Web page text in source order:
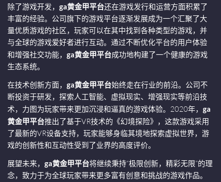
除了游戏开发， ga黄金甲平台还在游戏发行和运营方面积累了
丰富的经验。公司旗下的游戏平台逐渐发展成为一个汇聚了大
量优质游戏的社区，玩家可以在其中找到各种类型的游戏，并
与全球的游戏爱好者进行互动。通过不断优化平台的用户体验
和增强社交功能， ga黄金甲平台成功地构建了一个健康的游戏
生态系统。
在技术创新方面， ga黄金甲平台始终走在行业的前沿。公司不
断投资于研发，探索人工智能、虚拟现实、增强现实等前沿技
术，力图为玩家带来更加沉浸和逼真的游戏体验。2020年， ga
黄金甲平台推出了基于VR技术的《幻境探险》，这款游戏采用
了最新的VR设备支持，玩家能够身临其境地探索虚拟世界，游
戏的创新性和互动性受到了业界的高度评价。
展望未来， ga黄金甲平台将继续秉持“极限创新，精彩无限”的理
念，致力于为全球玩家带来更多富有创意和挑战的游戏作品。